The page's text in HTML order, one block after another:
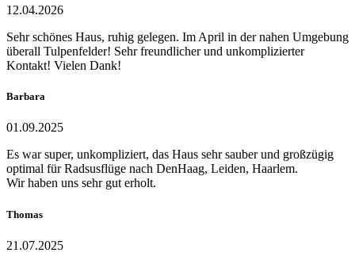
12.04.2026
Sehr schönes Haus, ruhig gelegen. Im April in der nahen Umgebung
überall Tulpenfelder! Sehr freundlicher und unkomplizierter
Kontakt! Vielen Dank!
Barbara
01.09.2025
Es war super, unkompliziert, das Haus sehr sauber und großzügig
optimal für Radsusflüge nach DenHaag, Leiden, Haarlem.
Wir haben uns sehr gut erholt.
Thomas
21.07.2025